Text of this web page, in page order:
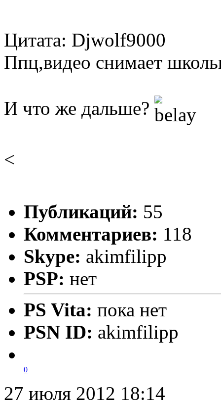
Цитата: Djwolf9000
Ппц,видео снимает
И что же дальше?
<
Публикаций: 55
Комментариев: 118
Skype: akimfilipp
PSP: нет
PS Vita: пока нет
PSN ID: akimfilipp
0
27 июля 2012 18:14